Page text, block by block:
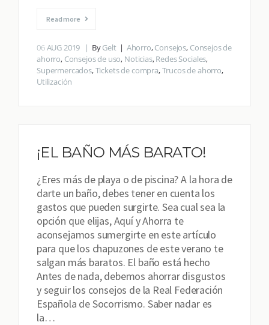
Read more
06AUG 2019 ByGelt Ahorro,Consejos, Consejos de
ahorro, Consejos de uso, Noticias,Redes Sociales,
Supermercados,Tickets de compra,Trucos de ahorro,
Utilización
¡EL BAÑO MÁS BARATO!
¿Eres más de playa o de piscina? A la hora de
darte un baño, debes tener en cuenta los
gastos que pueden surgirte. Sea cual sea la
opción que elijas, Aquí y Ahorra te
aconsejamos sumergirte en este artículo
para que los chapuzones de este verano te
salgan más baratos. El baño está hecho
Antes de nada, debemos ahorrar disgustos
y seguir los consejos de la Real Federación
Española de Socorrismo. Saber nadar es
la…